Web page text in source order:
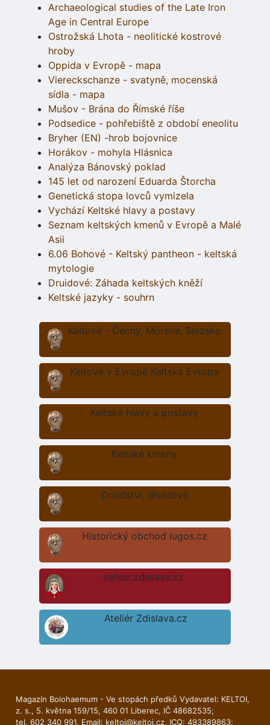
Archaeological studies of the Late Iron
Age in Central Europe
Ostrožská Lhota - neolitické kostrové
hroby
Oppida v Evropě - mapa
Viereckschanze - svatyně, mocenská
sídla - mapa
Mušov - Brána do Římské říše
Podsedice - pohřebiště z období eneolitu
Bryher (EN) -hrob bojovnice
Horákov - mohyla Hlásnica
Analýza Bánovský poklad
145 let od narození Eduarda Štorcha
Genetická stopa lovců vymizela
Vychází Keltské hlavy a postavy
Seznam keltských kmenů v Evropě a Malé
Asii
6.06 Bohové - Keltský pantheon - keltská
mytologie
Druidové: Záhada keltských kněží
Keltské jazyky - souhrn
Keltové - Čechy, Morava, Slezsko
Keltové v Evropě Keltská Evropa
Keltské hlavy a postavy
Keltské kmeny
Druidství, druidové
Historický obchod lugos.cz
eshop.zdislava.cz
Ateliér Zdislava.cz
Magazín Boiohaemum - Ve stopách předků Vydavatel: KELTOI,
z. s., 5. května 159/15, 460 01 Liberec, IČ 48682535;
tel. 602 340 991, Email: keltoi@keltoi.cz, ICQ: 493389863;